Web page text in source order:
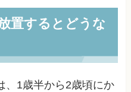
置するとどうな
、1歳半から2歳頃にか